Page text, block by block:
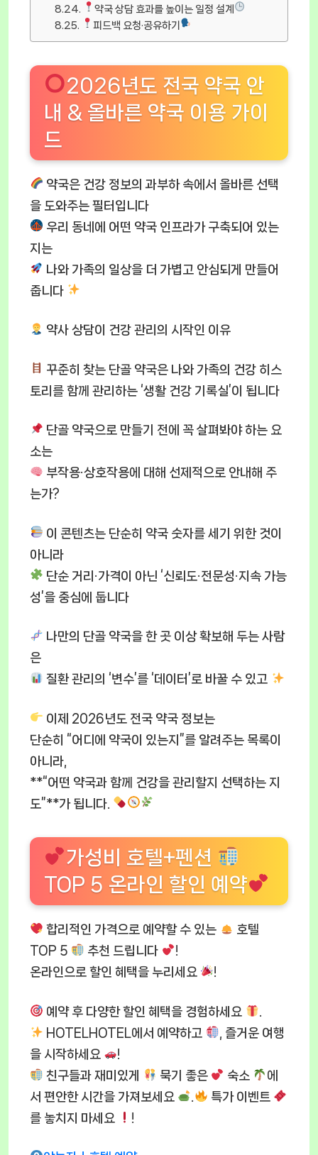
약국 상담 효과를 높이는 일정 설계
피드백 요청·공유하기
2026년도 전국 약국 안
내 & 올바른 약국 이용 가이
드
약국은 건강 정보의 과부하 속에서 올바른 선택
을 도와주는 필터입니다
우리 동네에 어떤 약국 인프라가 구축되어 있는
지는
나와 가족의 일상을 더 가볍고 안심되게 만들어
줍니다
약사 상담이 건강 관리의 시작인 이유
꾸준히 찾는 단골 약국은 나와 가족의 건강 히스
토리를 함께 관리하는 ‘생활 건강 기록실’이 됩니다
단골 약국으로 만들기 전에 꼭 살펴봐야 하는 요
소는
부작용·상호작용에 대해 선제적으로 안내해 주
는가?
이 콘텐츠는 단순히 약국 숫자를 세기 위한 것이
아니라
단순 거리·가격이 아닌 ‘신뢰도·전문성·지속 가능
성’을 중심에 둡니다
나만의 단골 약국을 한 곳 이상 확보해 두는 사람
은
질환 관리의 ‘변수’를 ‘데이터’로 바꿀 수 있고
이제 2026년도 전국 약국 정보는
단순히 “어디에 약국이 있는지”를 알려주는 목록이
아니라,
**“어떤 약국과 함께 건강을 관리할지 선택하는 지
도”**가 됩니다.
가성비 호텔+펜션
TOP 5 온라인 할인 예약
합리적인 가격으로 예약할 수 있는
호텔
TOP 5
추천 드립니다
!
온라인으로 할인 혜택을 누리세요
!
예약 후 다양한 할인 혜택을 경험하세요
HOTELHOTEL에서 예약하고
, 즐거운 여행
을 시작하세요
!
친구들과 재미있게
묵기 좋은 숙소
에
서 편안한 시간을 가져보세요
특가 이벤트
를 놓치지 마세요
!